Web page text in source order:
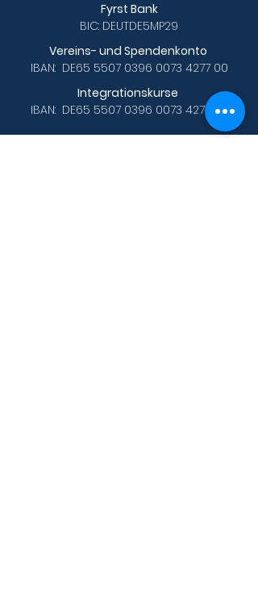
Fyrst Bank
BIC: DEUTDE5MP29
Vereins- und Spendenkonto
IBAN: DE65 5507 0396 0073 427700
Integrationskurse
IBAN: DE65 5507 0396 0073 4277 00